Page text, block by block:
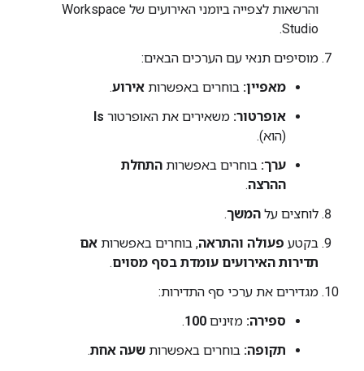
והרשאות לצפייה ביומני האירועים של Workspace
Studio.
מוסיפים תנאי עם הערכים הבאים:
מאפיין: בוחרים באפשרות אירוע.
אופרטור: משאירים את האופרטור Is
(הוא).
ערך: בוחרים באפשרות התחלת
ההרצה.
לוחצים על המשך.
בקטע פעולה והתראה, בוחרים באפשרות אם
תדירות האירועים עומדת בסף מסוים.
מגדירים את ערכי סף התדירות:
ספירה: מזינים 100
.
תקופה: בוחרים באפשרות שעה אחת.